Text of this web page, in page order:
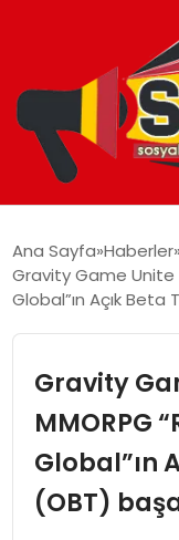
EKONOMI
EĞITIM
SPOR
Ana Sayfa Haberler
Gravity Game Unite
Global”ın Açık
Gravity
MMORPG
Global”ın
(OBT)